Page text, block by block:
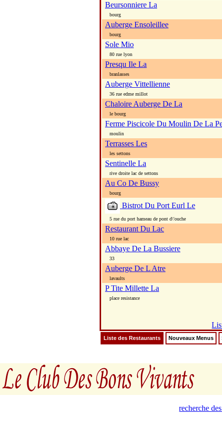
Beursonniere La
bourg
Auberge Ensoleillee
bourg
Sole Mio
80 rue lyon
Presqu Ile La
branlasses
Auberge Vittellienne
36 rue edme millot
Chaloire Auberge De La
le bourg
Ferme Piscicole Du Moulin De La
moulin
Terrasses Les
les settons
Sentinelle La
rive droite lac de settons
Au Co De Bussy
bourg
Bistrot Du Port Eurl Le
5 rue du port hameau de pont d\'ouche
Restaurant Du Lac
10 rue lac
Abbaye De La Bussiere
33
Auberge De L Atre
lavaults
P Tite Millette La
place resistance
Liste des Restaurants Nouveaux Menus
recherche